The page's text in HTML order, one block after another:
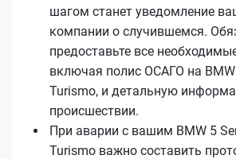
шагом станет уведомление
компании о случившемся.
предоставьте все
включая полис ОСАГО на BMW
Turismo, и детальную
происшествии.
При аварии с вашим BMW 5
Turismo важно составить